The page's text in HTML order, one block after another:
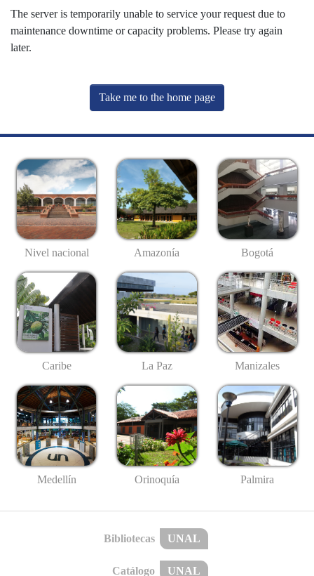
The server is temporarily unable to service your request due to
maintenance downtime or capacity problems. Please try again
later.
Take me to the home page
Nivel nacional Amazonía Bogotá
Caribe La Paz Manizales
Medellín Orinoquía Palmira
Bibliotecas UNAL
Catálogo UNAL